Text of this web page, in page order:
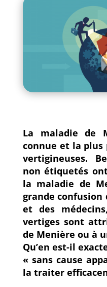
La maladie de
connue et la plus
vertigineuses.
non étiquetés
la maladie de
grande confusion
et des
vertiges sont
de Menière ou à
Qu’en est-il
« sans cause
la traiter